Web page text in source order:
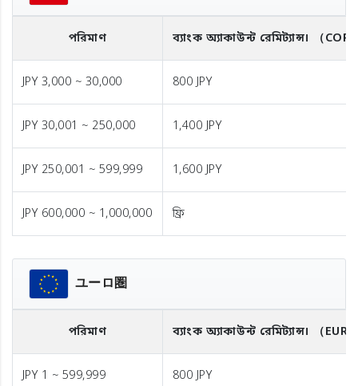
পরিমাণ ব্যাংক অ্যাকাউন্ট রেমিট্যান্স। （COP
JPY 3,000 ~ 30,000 800 JPY
JPY 30,001 ~ 250,000 1,400 JPY
JPY 250,001 ~ 599,999 1,600 JPY
JPY 600,000 ~ 1,000,000 ফ্রি
ユーロ圏
পরিমাণ ব্যাংক অ্যাকাউন্ট রেমিট্যান্স। （EUR
JPY 1 ~ 599,999 800 JPY